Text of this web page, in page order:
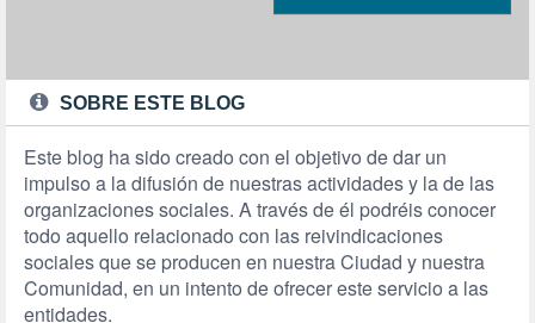
SOBRE ESTE BLOG
Este blog ha sido creado con el objetivo de dar un
impulso a la difusión de nuestras actividades y la de las
organizaciones sociales. A través de él podréis conocer
todo aquello relacionado con las reivindicaciones
sociales que se producen en nuestra Ciudad y nuestra
Comunidad, en un intento de ofrecer este servicio a las
entidades.